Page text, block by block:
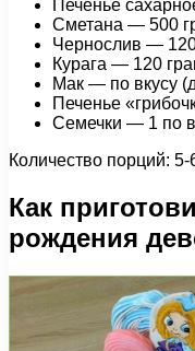
Печенье
Сметана — 500
Чернослив —
Курага — 120
Мак — по вкусу
Печенье
Семечки — 1 по
Количество порций: 5-
Как
рождения